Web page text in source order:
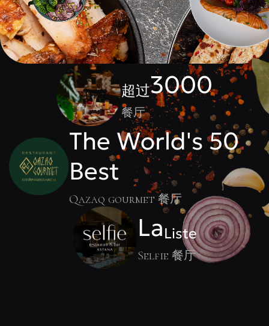
超过3000
餐厅
The World's 50
Best
Qazaq gourmet 餐厅
LaListe
Selfie 餐厅